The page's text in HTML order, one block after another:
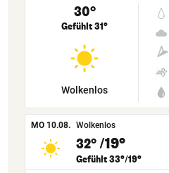
30°
Gefühlt 31°
Wolkenlos
MO 10.08. Wolkenlos
32°/19°
Gefühlt 33°/19°